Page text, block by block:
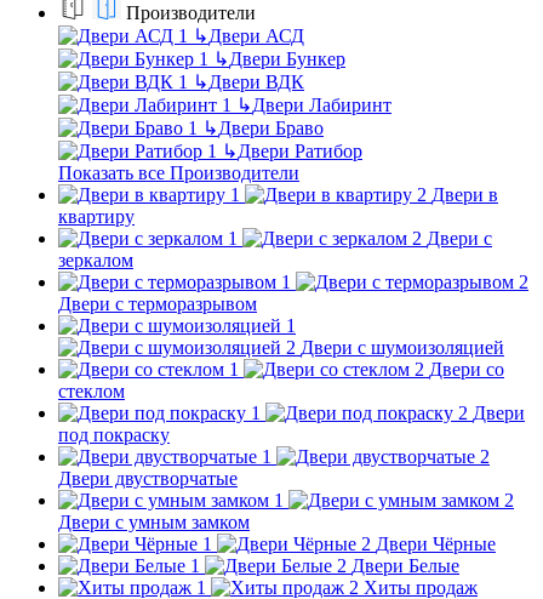
Производители
↳Двери АСД
↳Двери Бункер
↳Двери ВДК
↳Двери Лабиринт
↳Двери Браво
↳Двери Ратибор
Показать все Производители
Двери в
квартиру
Двери с
зеркалом
Двери с терморазрывом
Двери с шумоизоляцией
Двери со
стеклом
Двери
под покраску
Двери двустворчатые
Двери с умным замком
Двери Чёрные
Двери Белые
Хиты продаж